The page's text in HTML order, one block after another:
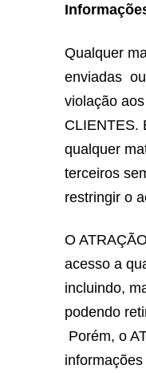
Qualquer
enviadas
violação
CLIENTES.
qualquer
terceiros
restringir o
O
acesso a
incluindo,
podendo
Porém, o